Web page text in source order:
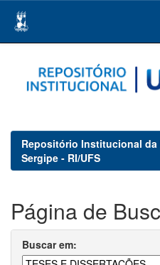
navigation
Repositório Institucional da
Sergipe - RI/UFS
Página de
Buscar em: